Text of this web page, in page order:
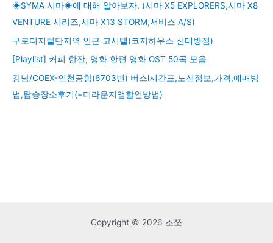
◈SYMA 시마◈에 대해 알아보자. (시마 X5 EXPLORERS,시마 X8
VENTURE 시리즈,시마 X13 STORM,서비스 A/S)
구로디지털단지역 인근 고시텔(코지하우스 신대방점)
[Playlist] 커피 한잔, 영화 한편 영화 OST 50곡 모음
강남/COEX-인천공항(6703번) 버스l시간표,노선정보,가격,예매방
법,탑승장소후기(+더라운지앱할인방법)
Copyright © 2026 조쪼